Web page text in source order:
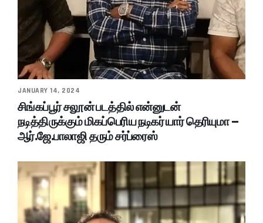
JANUARY 14, 2024
சிங்கப்பூர் சலூன் படத்தில் என்னுடன்
நடித்திருக்கும் மிகப்பெரிய நடிகர் யார் தெரியுமா –
ஆர்.ஜே.பாலாஜி தரும் சர்ப்ரைஸ்